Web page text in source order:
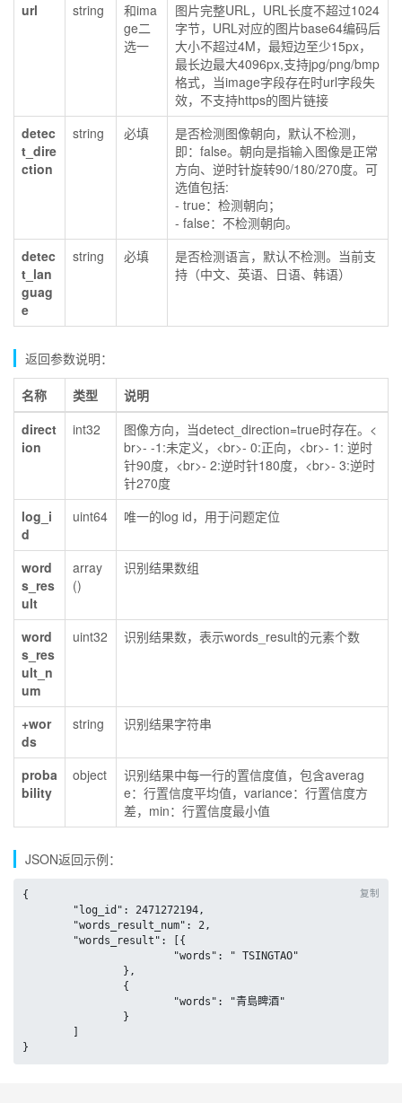
url
string
和ima
ge二
选一
图片完整URL，URL长度不超过1024
字节，URL对应的图片base64编码后
大小不超过4M，最短边至少15px，
最长边最大4096px,支持jpg/png/bmp
格式，当image字段存在时url字段失
效，不支持https的图片链接
detec
t_dire
ction
string 必填
是否检测图像朝向，默认不检测，
即：false。朝向是指输入图像是正常
方向、逆时针旋转90/180/270度。可
选值包括:
- true：检测朝向；
- false：不检测朝向。
detec
t_lan
guag
e
string 必填
是否检测语言，默认不检测。当前支
持（中文、英语、日语、韩语）
返回参数说明：
名称 类型
说明
direct
ion
int32
图像方向，当detect_direction=true时存在。<
br>- -1:未定义，<br>- 0:正向，<br>- 1: 逆时
针90度，<br>- 2:逆时针180度，<br>- 3:逆时
针270度
log_i
d
uint64 唯一的log id，用于问题定位
word
s_res
ult
array
()
识别结果数组
word
s_res
ult_n
um
uint32 识别结果数，表示words_result的元素个数
+wor
ds
string 识别结果字符串
proba
bility
object
识别结果中每一行的置信度值，包含averag
e：行置信度平均值，variance：行置信度方
差，min：行置信度最小值
JSON返回示例：
复制
{
}